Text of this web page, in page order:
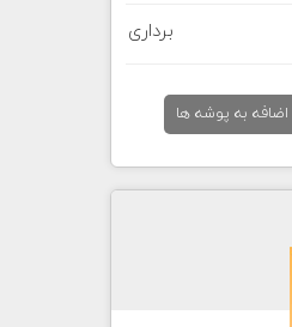
برداری
اضافه به پوشه ها